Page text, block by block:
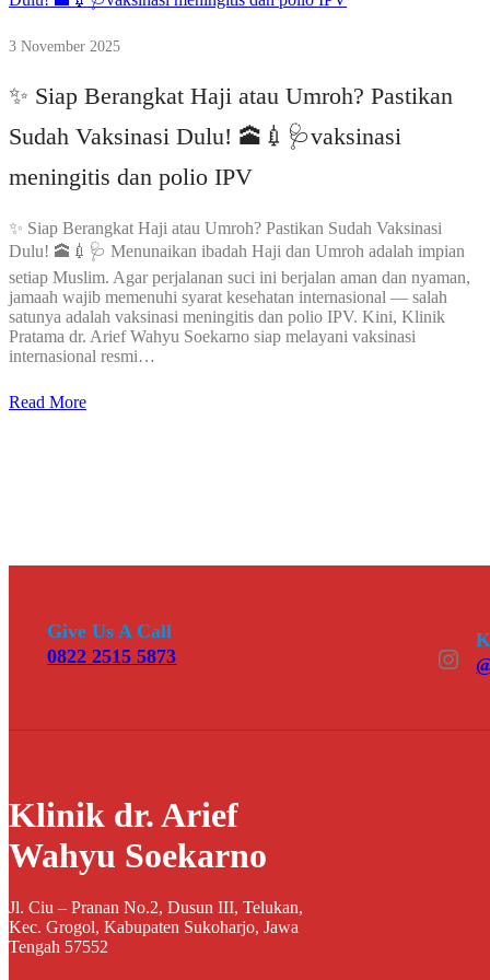
3 November 2025
✨ Siap Berangkat Haji atau Umroh? Pastikan
Sudah Vaksinasi Dulu! 🕋💉🩺vaksinasi
meningitis dan polio IPV
✨ Siap Berangkat Haji atau Umroh? Pastikan Sudah Vaksinasi
Dulu! 🕋💉🩺 Menunaikan ibadah Haji dan Umroh adalah impian
setiap Muslim. Agar perjalanan suci ini berjalan aman dan nyaman,
jamaah wajib memenuhi syarat kesehatan internasional — salah
satunya adalah vaksinasi meningitis dan polio IPV. Kini, Klinik
Pratama dr. Arief Wahyu Soekarno siap melayani vaksinasi
internasional resmi…
Read More
Give Us A Call
0822 2515 5873
Instagram
Klinik dr. Arief
Wahyu Soekarno
Jl. Ciu – Pranan No.2, Dusun III, Telukan,
Kec. Grogol, Kabupaten Sukoharjo, Jawa
Tengah 57552